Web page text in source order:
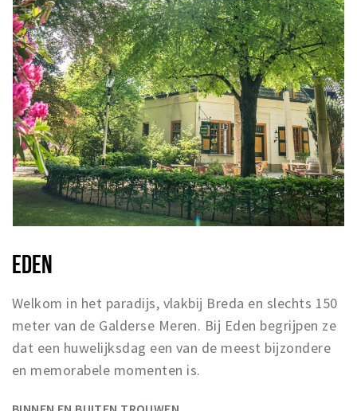
EDEN
Welkom in het paradijs, vlakbij Breda en slechts 150
meter van de Galderse Meren. Bij Eden begrijpen ze
dat een huwelijksdag een van de meest bijzondere
en memorabele momenten is.